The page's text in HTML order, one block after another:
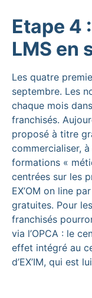
Etape 4
LMS en
Les quatre
septembre. Les
chaque mois
franchisés.
proposé à titre
commercialiser,
formations «
centrées sur les
EX’OM on line
gratuites. Pour
franchisés
via l’OPCA : le
effet intégré au
d’EX’IM, qui est